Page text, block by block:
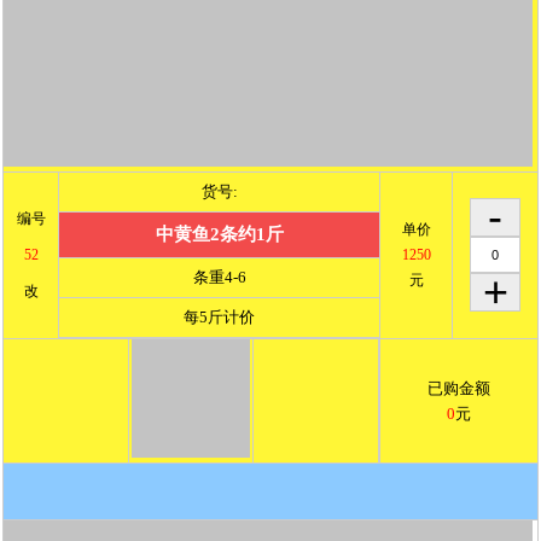
编号
52
改
货号:
中黄鱼2条约1斤
条重4-6
每5斤计价
单价
1250
元
已购金额
0元